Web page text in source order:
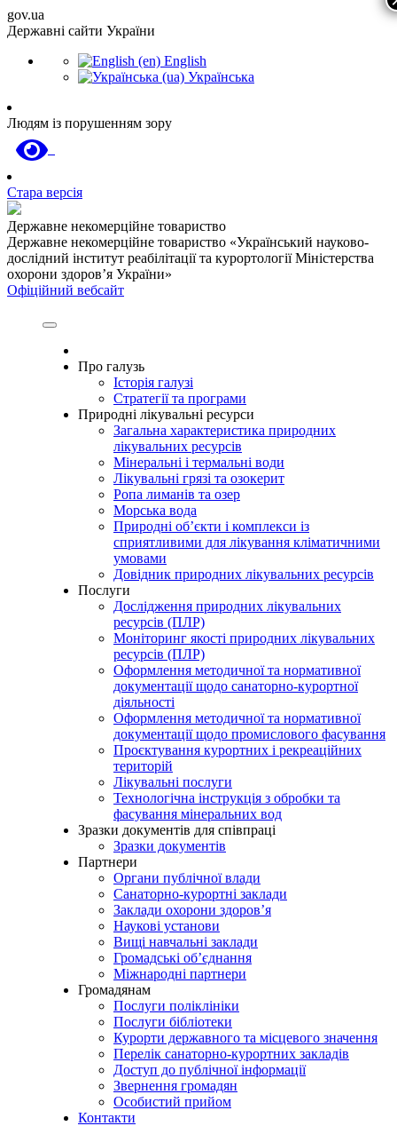
gov.ua
Державні сайти України
English
Українська
Людям із порушенням зору
Стара версія
Державне некомерційне товариство
Державне некомерційне товариство «Український науково-
дослідний інститут реабілітації та курортології Міністерства
охорони здоров’я України»
Офіційний вебсайт
Про галузь
Історія галузі
Стратегії та програми
Природні лікувальні ресурси
Загальна характеристика природних
лікувальних ресурсів
Мінеральні і термальні води
Лікувальні грязі та озокерит
Ропа лиманів та озер
Морська вода
Природні об’єкти і комплекси із
сприятливими для лікування кліматичними
умовами
Довідник природних лікувальних ресурсів
Послуги
Дослідження природних лікувальних
ресурсів (ПЛР)
Моніторинг якості природних лікувальних
ресурсів (ПЛР)
Оформлення методичної та нормативної
документації щодо санаторно-курортної
діяльності
Оформлення методичної та нормативної
документації щодо промислового фасування
Проєктування курортних і рекреаційних
територій
Лікувальні послуги
Технологічна інструкція з обробки та
фасування мінеральних вод
Зразки документів для співпраці
Зразки документів
Партнери
Органи публічної влади
Санаторно-курортні заклади
Заклади охорони здоров’я
Наукові установи
Вищі навчальні заклади
Громадські об’єднання
Міжнародні партнери
Громадянам
Послуги поліклініки
Послуги бібліотеки
Курорти державного та місцевого значення
Перелік санаторно-курортних закладів
Доступ до публічної інформації
Звернення громадян
Особистий прийом
Контакти